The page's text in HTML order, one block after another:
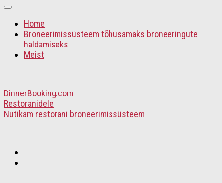
Home
Broneerimissüsteem tõhusamaks broneeringute
haldamiseks
Meist
DinnerBooking.com
Restoranidele
Nutikam restorani broneerimissüsteem